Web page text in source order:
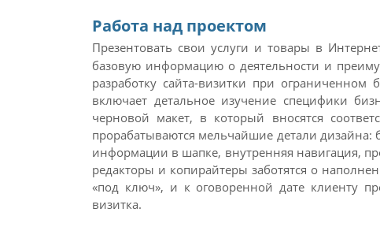
Работа над проектом
Презентовать свои услуги и товары в
базовую информацию о деятельности и
разработку сайта-визитки при
включает детальное изучение специфики
черновой макет, в который вносятся
прорабатываются мельчайшие детали
информации в шапке, внутренняя навигация,
редакторы и копирайтеры заботятся о
«под ключ», и к оговоренной дате клиенту
визитка.